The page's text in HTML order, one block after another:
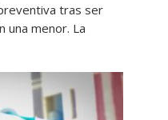
tras ser
una menor. La